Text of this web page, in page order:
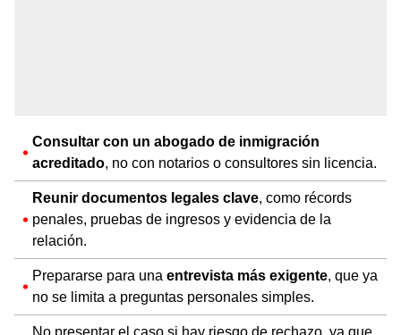
Consultar con un abogado de inmigración
acreditado, no con notarios o consultores sin licencia.
Reunir documentos legales clave, como récords
penales, pruebas de ingresos y evidencia de la
relación.
Prepararse para una entrevista más exigente, que ya
no se limita a preguntas personales simples.